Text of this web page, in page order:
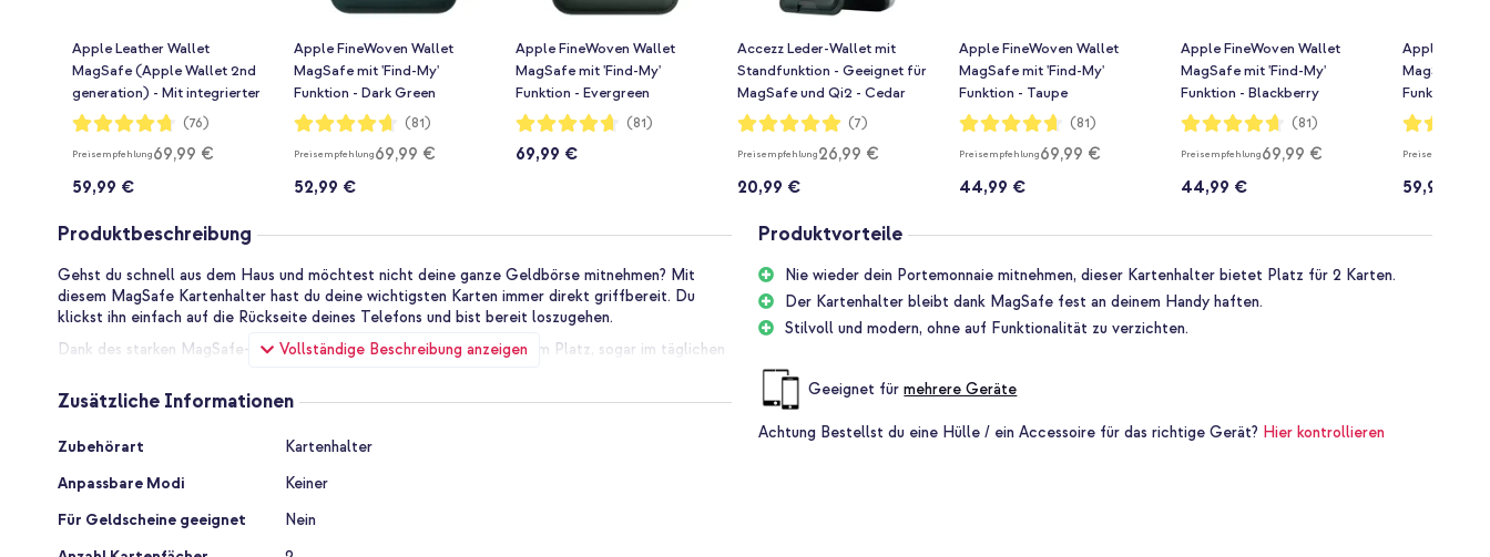
Apple Leather Wallet
MagSafe (Apple Wallet 2nd
generation) - Mit integrierter
AirTag-Funktion - Forest
Green
Bewertung:
94%
(76)
Preisempfehlung69,99 €
59,99 €
Apple FineWoven Wallet
MagSafe mit 'Find-My'
Funktion - Dark Green
Bewertung:
93%
(81)
Preisempfehlung69,99 €
52,99 €
Apple FineWoven Wallet
MagSafe mit 'Find-My'
Funktion - Evergreen
Bewertung:
93%
(81)
69,99 €
Accezz Leder-Wallet mit
Standfunktion - Geeignet für
MagSafe und Qi2 - Cedar
Green
Bewertung:
100%
(7)
Preisempfehlung26,99 €
20,99 €
Apple FineWoven Wallet
MagSafe mit 'Find-My'
Funktion - Taupe
Bewertung:
93%
(81)
Preisempfehlung69,99 €
44,99 €
Apple FineWoven Wallet
MagSafe mit 'Find-My'
Funktion - Blackberry
Bewertung:
93%
(81)
Preisempfehlung69,99 €
44,99 €
Apple
MagSafe mit
Funktion -
Bewertung:
93%
Preisempfehlung
59,99 €
Produktbeschreibung
Vollständige Beschreibung anzeigen
Gehst du schnell aus dem Haus und möchtest nicht deine ganze Geldbörse mitnehmen? Mit
diesem MagSafe Kartenhalter hast du deine wichtigsten Karten immer direkt griffbereit. Du
klickst ihn einfach auf die Rückseite deines Telefons und bist bereit loszugehen.
Dank des starken MagSafe-Magneten bleibt der Halter fest an seinem Platz, sogar im täglichen
brauchst.
Die MagSafe-Befestigung sorgt dafür, dass dein Kartenhalter sicher an seinem Platz bleibt. Du
trotzdem einfach entfernen kannst.
Warum diesen MagSafe Kartenhalter wählen?
Lässt sich sicher per MagSafe befestigen
Produktvorteile
Nie wieder dein Portemonnaie mitnehmen, dieser Kartenhalter bietet Platz für 2 Karten.
Der Kartenhalter bleibt dank MagSafe fest an deinem Handy haften.
Stilvoll und modern, ohne auf Funktionalität zu verzichten.
Geeignet fürmehrere Geräte
Achtung Bestellst du eine Hülle / ein Accessoire für das richtige Gerät? Hier kontrollieren
Zusätzliche Informationen
Zusätzliche
Zubehörart
Kartenhalter
Anpassbare Modi
Keiner
Für Geldscheine geeignet
Nein